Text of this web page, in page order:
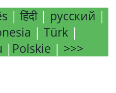
|हिंदी| русский |
| Türk |
| Polskie | >>>